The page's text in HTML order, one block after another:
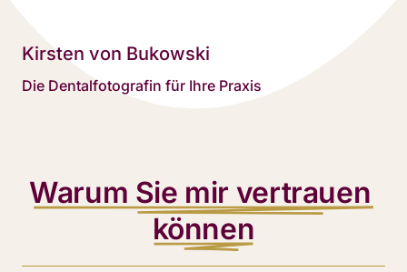
Kirsten von Bukowski
Die Dentalfotografin für Ihre Praxis
Warum Sie mir
können